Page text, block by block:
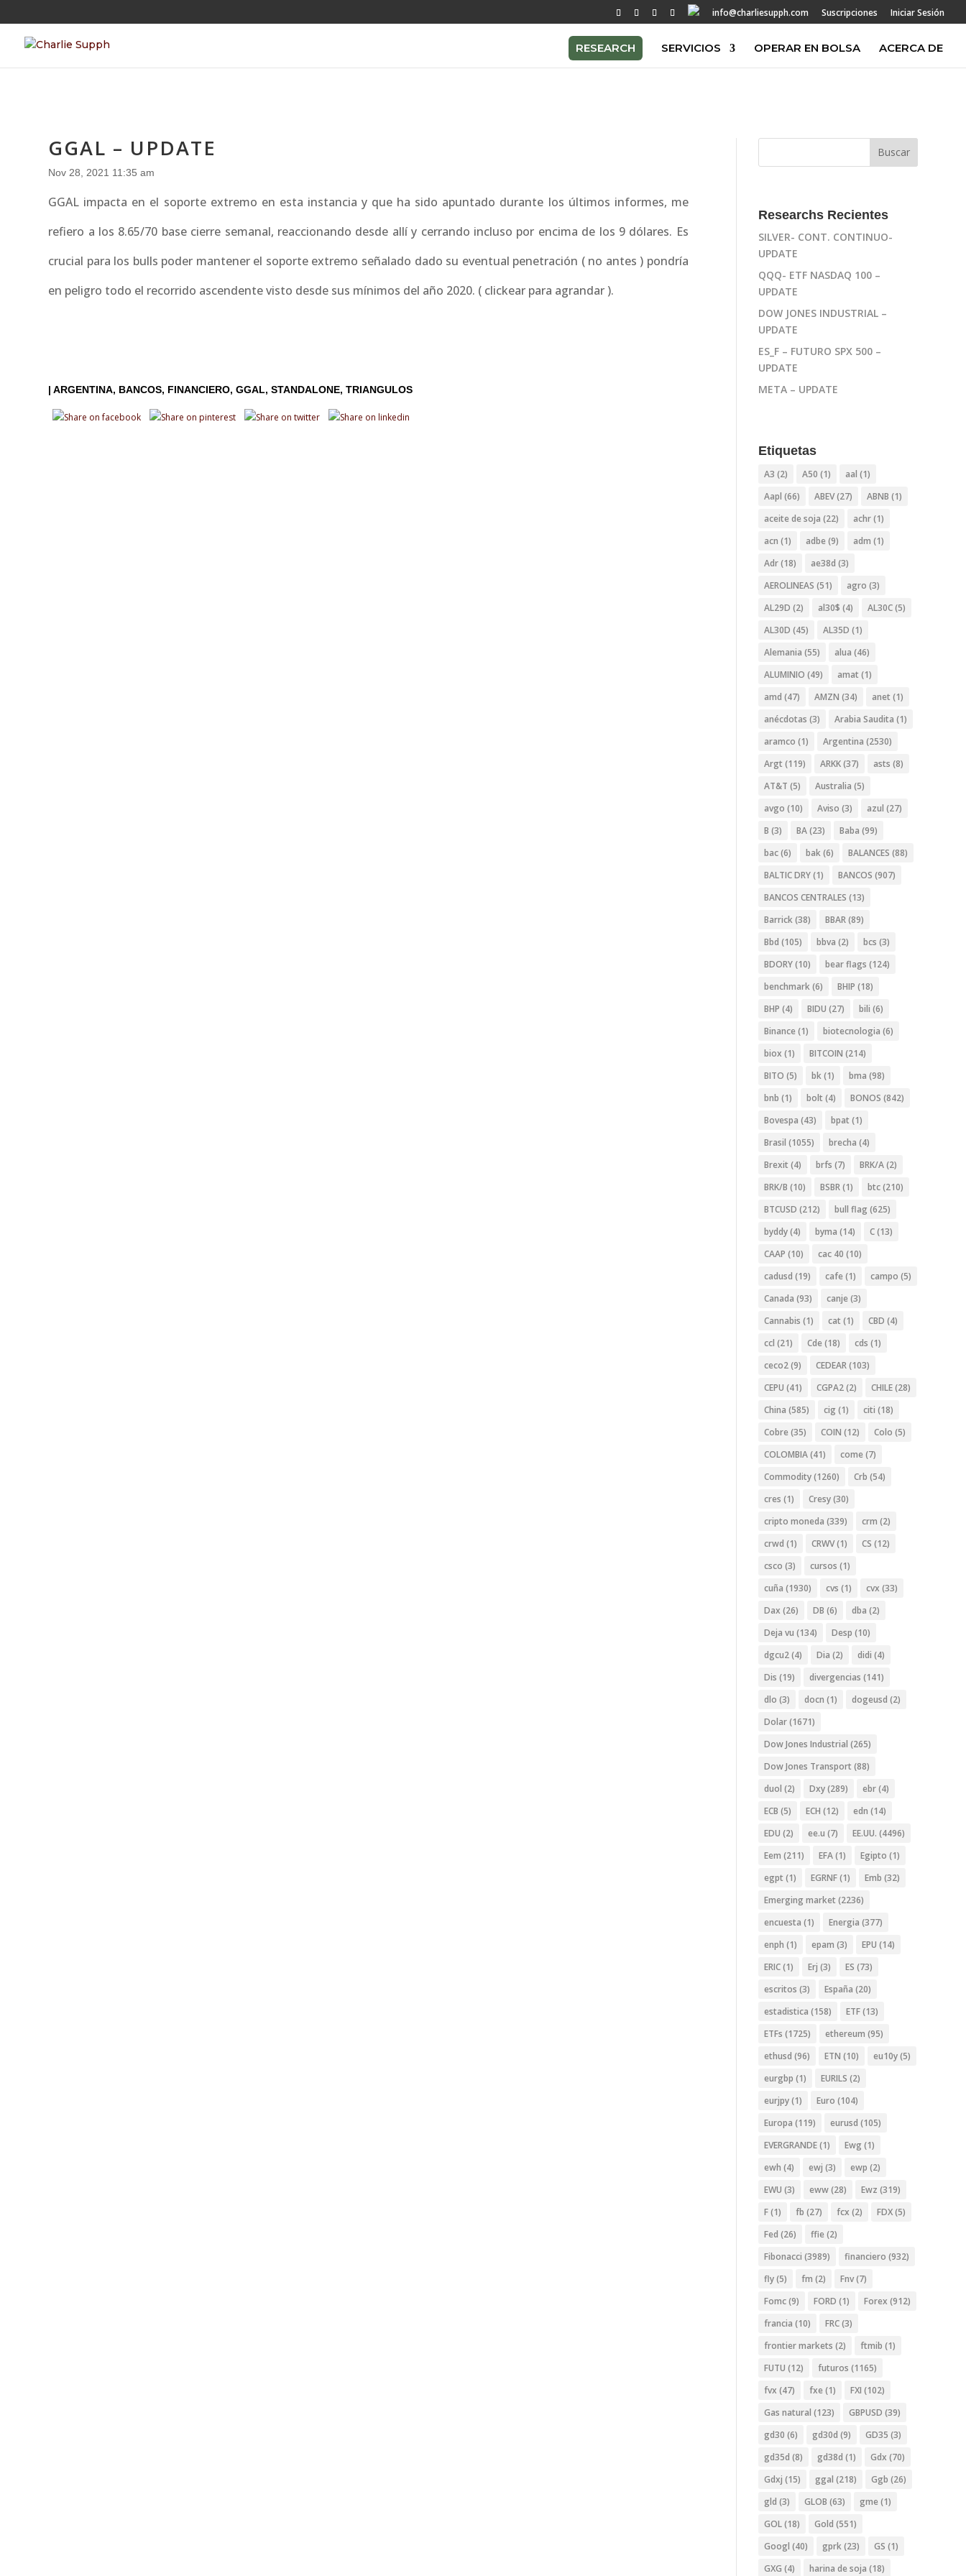
info@charliesupph.com Suscripciones Iniciar Sesión
RESEARCH SERVICIOS OPERAR EN BOLSA ACERCA DE
GGAL – UPDATE
Nov 28, 2021 11:35 am
GGAL impacta en el soporte extremo en esta instancia y que ha sido apuntado durante los últimos informes, me
refiero a los 8.65/70 base cierre semanal, reaccionando desde allí y cerrando incluso por encima de los 9 dólares. Es
crucial para los bulls poder mantener el soporte extremo señalado dado su eventual penetración ( no antes ) pondría
en peligro todo el recorrido ascendente visto desde sus mínimos del año 2020. ( clickear para agrandar ).
|ARGENTINA BANCOS FINANCIERO GGAL STANDALONE TRIANGULOS
Researchs Recientes
SILVER- CONT. CONTINUO-
UPDATE
QQQ- ETF NASDAQ 100 –
UPDATE
DOW JONES INDUSTRIAL –
UPDATE
ES_F – FUTURO SPX 500 –
UPDATE
META – UPDATE
Etiquetas
A3 (2) A50 (1) aal (1)
Aapl (66) ABEV(27) ABNB (1)
aceite de soja (22) achr(1)
acn (1) adbe (9) adm (1)
Adr(18) ae38d (3)
AEROLINEAS (51) agro (3)
AL29D (2) al30$ (4) AL30C(5)
AL30D (45) AL35D (1)
Alemania (55) alua (46)
ALUMINIO (49) amat (1)
amd (47) AMZN (34) anet (1)
anécdotas (3) Arabia Saudita (1)
aramco (1) Argentina (2530)
Argt (119) ARKK(37) asts (8)
AT&T (5) Australia (5)
avgo (10) Aviso (3) azul (27)
B (3) BA(23) Baba (99)
bac(6) bak(6) BALANCES (88)
BALTIC DRY(1) BANCOS (907)
BANCOS CENTRALES (13)
Barrick(38) BBAR(89)
Bbd (105) bbva (2) bcs (3)
BDORY(10) bear flags (124)
benchmark(6) BHIP (18)
BHP (4) BIDU (27) bili (6)
Binance (1) biotecnologia (6)
biox (1) BITCOIN (214)
BITO (5) bk(1) bma (98)
bnb (1) bolt (4) BONOS (842)
Bovespa (43) bpat (1)
Brasil (1055) brecha (4)
Brexit (4) brfs (7) BRK/A(2)
BRK/B (10) BSBR(1) btc(210)
BTCUSD (212) bull flag (625)
byddy(4) byma (14) C(13)
CAAP (10) cac 40 (10)
cadusd (19) cafe (1) campo (5)
Canada (93) canje (3)
Cannabis (1) cat (1) CBD (4)
ccl (21) Cde (18) cds (1)
ceco2(9) CEDEAR(103)
CEPU (41) CGPA2(2) CHILE(28)
China (585) cig (1) citi (18)
Cobre (35) COIN (12) Colo (5)
COLOMBIA(41) come (7)
Commodity(1260) Crb (54)
cres (1) Cresy(30)
cripto moneda (339) crm (2)
crwd (1) CRWV(1) CS (12)
csco (3) cursos (1)
cuña (1930) cvs (1) cvx (33)
Dax (26) DB (6) dba (2)
Deja vu (134) Desp (10)
dgcu2(4) Dia (2) didi (4)
Dis (19) divergencias (141)
dlo (3) docn (1) dogeusd (2)
Dolar(1671)
Dow Jones Industrial (265)
Dow Jones Transport (88)
duol (2) Dxy(289) ebr(4)
ECB (5) ECH (12) edn (14)
EDU (2) ee.u (7) EE.UU. (4496)
Eem (211) EFA(1) Egipto (1)
egpt (1) EGRNF(1) Emb (32)
Emerging market (2236)
encuesta (1) Energia (377)
enph (1) epam (3) EPU (14)
ERIC(1) Erj (3) ES (73)
escritos (3) España (20)
estadistica (158) ETF(13)
ETFs (1725) ethereum (95)
ethusd (96) ETN (10) eu10y(5)
eurgbp (1) EURILS (2)
eurjpy(1) Euro (104)
Europa (119) eurusd (105)
EVERGRANDE(1) Ewg (1)
ewh (4) ewj (3) ewp (2)
EWU (3) eww(28) Ewz (319)
F(1) fb (27) fcx (2) FDX(5)
Fed (26) ffie (2)
Fibonacci (3989) financiero (932)
fly(5) fm (2) Fnv(7)
Fomc(9) FORD (1) Forex (912)
francia (10) FRC(3)
frontier markets (2) ftmib (1)
FUTU (12) futuros (1165)
fvx (47) fxe (1) FXI (102)
Gas natural (123) GBPUSD (39)
gd30 (6) gd30d (9) GD35 (3)
gd35d (8) gd38d (1) Gdx (70)
Gdxj (15) ggal (218) Ggb (26)
gld (3) GLOB (63) gme (1)
GOL(18) Gold (551)
Googl (40) gprk(23) GS (1)
GXG (4) harina de soja (18)